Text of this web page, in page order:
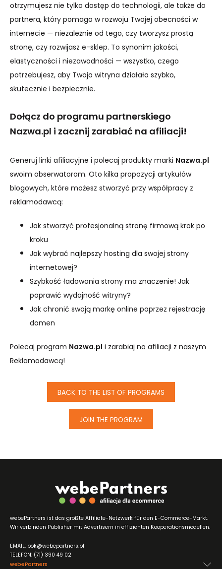
otrzymujesz nie tylko dostęp do technologii, ale także do
partnera, który pomaga w rozwoju Twojej obecności w
internecie — niezależnie od tego, czy tworzysz prostą
stronę, czy rozwijasz e-sklep. To synonim jakości,
elastyczności i niezawodności — wszystko, czego
potrzebujesz, aby Twoja witryna działała szybko,
skutecznie i bezpiecznie.
Dołącz do programu partnerskiego
Nazwa.pl i zacznij zarabiać na afiliacji!
Generuj linki afiliacyjne i polecaj produkty marki Nazwa.pl
swoim obserwatorom. Oto kilka propozycji artykułów
blogowych, które możesz stworzyć przy współpracy z
reklamodawcą:
Jak stworzyć profesjonalną stronę firmową krok po
kroku
Jak wybrać najlepszy hosting dla swojej strony
internetowej?
Szybkość ładowania strony ma znaczenie! Jak
poprawić wydajność witryny?
Jak chronić swoją markę online poprzez rejestrację
domen
Polecaj program Nazwa.pl i zarabiaj na afiliacji z naszym
Reklamodawcą!
BACK TO THE LIST OF PROGRAMS
JOIN THE PROGRAM
webePartners
webePartners ist das größte Affiliate-Netzwerk für den E-Commerce-Markt.
Wir verbinden Publisher mit Advertisern in effizienten Kooperationsmodellen.
EMAIL: bok@webepartners.pl
TELEFON: (71) 390 49 02